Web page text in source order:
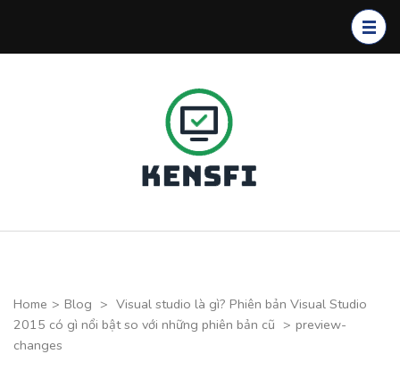
Home > Blog > Visual studio là gì? Phiên bản Visual Studio
2015 có gì nổi bật so với những phiên bản cũ > preview-
changes